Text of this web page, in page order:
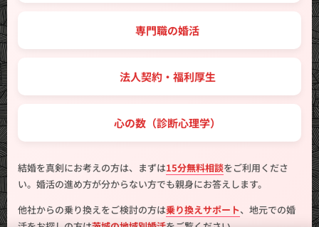
💼 専門職の婚活
🤝 法人契約・福利厚生
💖 心の数（診断心理学）
結婚を真剣にお考えの方は、まずは15分無料相談をご利用くださ
い。婚活の進め方が分からない方でも親身にお答えします。
他社からの乗り換えをご検討の方は乗り換えサポート、地元での婚